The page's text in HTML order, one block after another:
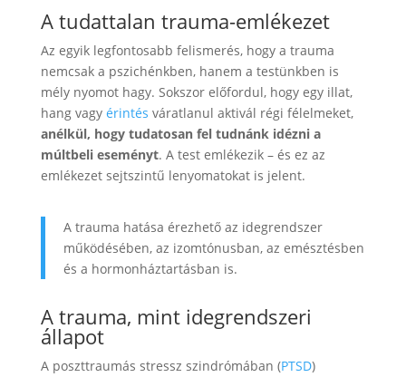
A tudattalan trauma-emlékezet
Az egyik legfontosabb felismerés, hogy a trauma
nemcsak a pszichénkben, hanem a testünkben is
mély nyomot hagy. Sokszor előfordul, hogy egy illat,
hang vagy érintés váratlanul aktivál régi félelmeket,
anélkül, hogy tudatosan fel tudnánk idézni a
múltbeli eseményt. A test emlékezik – és ez az
emlékezet sejtszintű lenyomatokat is jelent.
A trauma hatása érezhető az idegrendszer
működésében, az izomtónusban, az emésztésben
és a hormonháztartásban is.
A trauma, mint idegrendszeri
állapot
A poszttraumás stressz szindrómában (PTSD)